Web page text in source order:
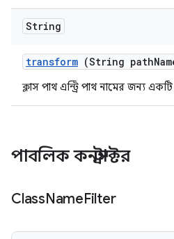
String
transform (String path
ক্লাস পাথ এন্ট্রি পাথ নামের জন্য
পাবলিক কনস্ট্রাক্টর
ClassNameFilter